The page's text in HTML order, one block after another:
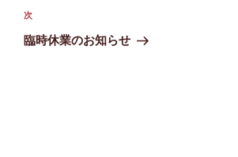
ビ
ゲ
稿
次
の
次
臨時休業のお知らせ